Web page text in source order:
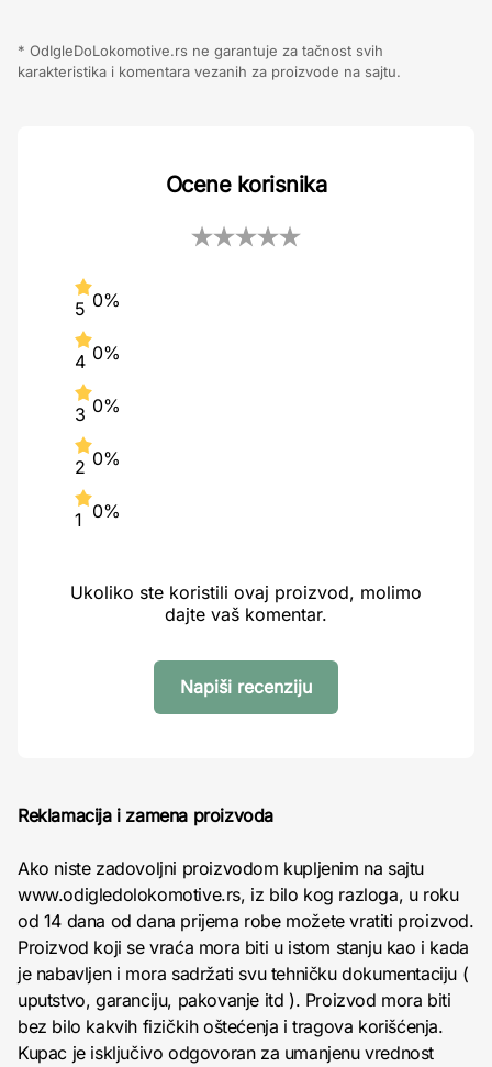
* OdIgleDoLokomotive.rs ne garantuje za tačnost svih
karakteristika i komentara vezanih za proizvode na sajtu.
Ocene korisnika
5 0%
4 0%
3 0%
2 0%
1 0%
Ukoliko ste koristili ovaj proizvod, molimo
dajte vaš komentar.
Napiši recenziju
Reklamacija i zamena proizvoda
Ako niste zadovoljni proizvodom kupljenim na sajtu
www.odigledolokomotive.rs, iz bilo kog razloga, u roku
od 14 dana od dana prijema robe možete vratiti proizvod.
Proizvod koji se vraća mora biti u istom stanju kao i kada
je nabavljen i mora sadržati svu tehničku dokumentaciju (
uputstvo, garanciju, pakovanje itd ). Proizvod mora biti
bez bilo kakvih fizičkih oštećenja i tragova korišćenja.
Kupac je isključivo odgovoran za umanjenu vrednost